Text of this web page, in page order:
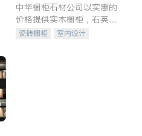
中华橱柜石材公司以实惠的
价格提供实木橱柜，石英石
台面，多种优质不锈钢水
瓷砖橱柜
室内设计